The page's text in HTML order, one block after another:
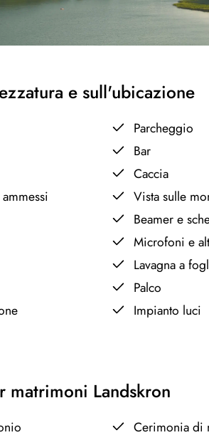
e sull'ubicazione
Parcheggio
Bar
Caccia
Vista sulle
Beamer e
Microfoni e
Lavagna a
Palco
Impianto luci
matrimoni Landskron
Cerimonia di